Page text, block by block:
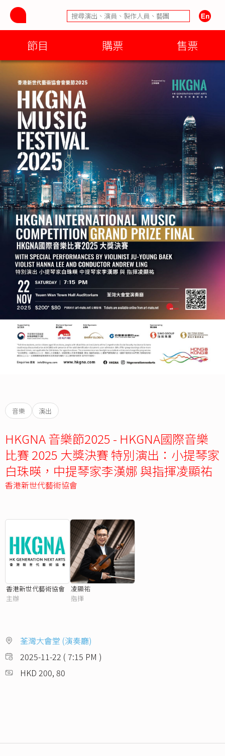
節目 購票 售票
音樂 演出
HKGNA 音樂節2025 - HKGNA國際音樂
比賽 2025 大獎決賽 特別演出：小提琴家
白珠暎，中提琴家李漢娜 與指揮凌顯祐
香港新世代藝術協會
香港新世代藝術協會
主辦
凌顯祐
指揮
荃灣大會堂 (演奏廳)
2025-11-22 ( 7:15 PM )
HKD 200, 80